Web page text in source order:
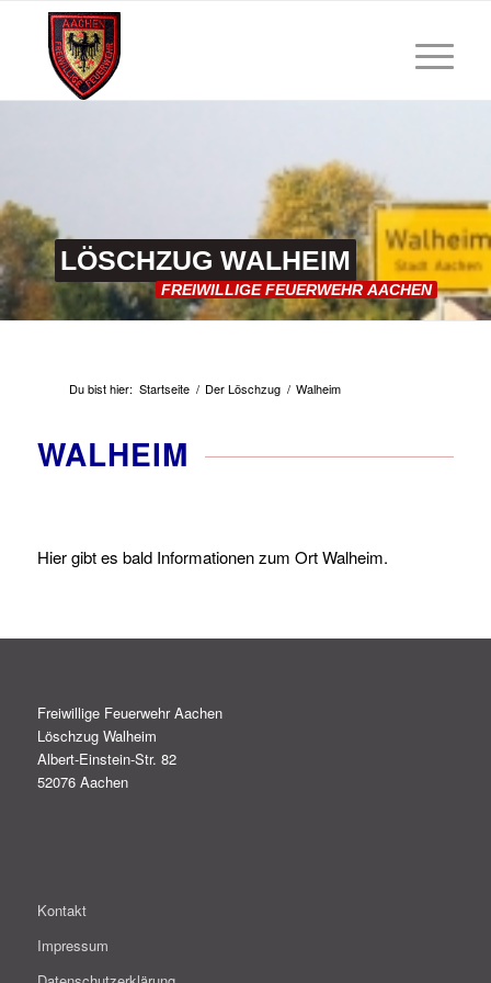
LÖSCHZUG WALHEIM
FREIWILLIGE FEUERWEHR AACHEN
Du bist hier: Startseite / Der Löschzug / Walheim
WALHEIM
Hier gibt es bald Informationen zum Ort Walheim.
Freiwillige Feuerwehr Aachen
Löschzug Walheim
Albert-Einstein-Str. 82
52076 Aachen
Kontakt
Impressum